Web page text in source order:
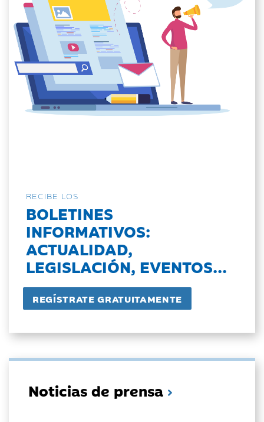
RECIBE LOS
BOLETINES
INFORMATIVOS:
ACTUALIDAD,
LEGISLACIÓN, EVENTOS...
Noticias de prensa